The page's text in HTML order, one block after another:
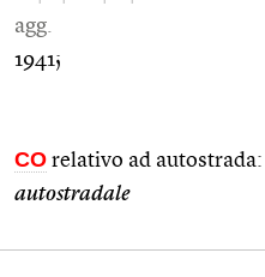
agg.
1941;
CO relativo ad autostrada:
autostradale